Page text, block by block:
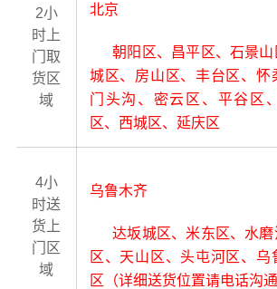
2小
时上
门取
货区
域
北京
朝阳区、昌平区、石景山
城区、房山区、丰台区、怀
门头沟、密云区、平谷区
区、西城区、延庆区
4小
时送
货上
门区
域
乌鲁木齐
达坂城区、米东区、水磨
区、天山区、头屯河区、乌
区（详细送货位置请电话沟通